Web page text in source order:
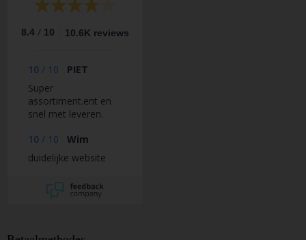
8.4 / 10 10.6K reviews
10 / 10
PIET
Super
assortiment.ent en
snel met leveren.
10 / 10
Wim
duidelijke website